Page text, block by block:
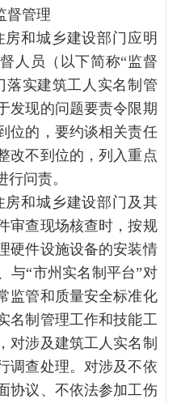
督管理
和城乡建设部门应明
人员（以下简称“监督
落实建筑工人实名制管
发现的问题要责令限期
位的，要约谈相关责任
改不到位的，列入重点
问责。
和城乡建设部门及其
审查现场核查时，按规
硬件设施设备的安装情
与“市州实名制平台”对
监管和质量安全标准化
名制管理工作和技能工
对涉及建筑工人实名制
调查处理。对涉及不依
协议、不依法参加工伤